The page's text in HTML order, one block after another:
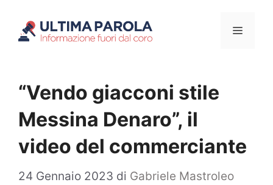
Menu
“Vendo giacconi stile
Messina Denaro”, il
video del commerciante
24 Gennaio 2023 di Gabriele Mastroleo